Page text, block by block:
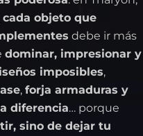
cada objeto que
debe ir más
dominar, impresionar y
imposibles,
, forja armaduras y
diferencia… porque
sino de dejar tu